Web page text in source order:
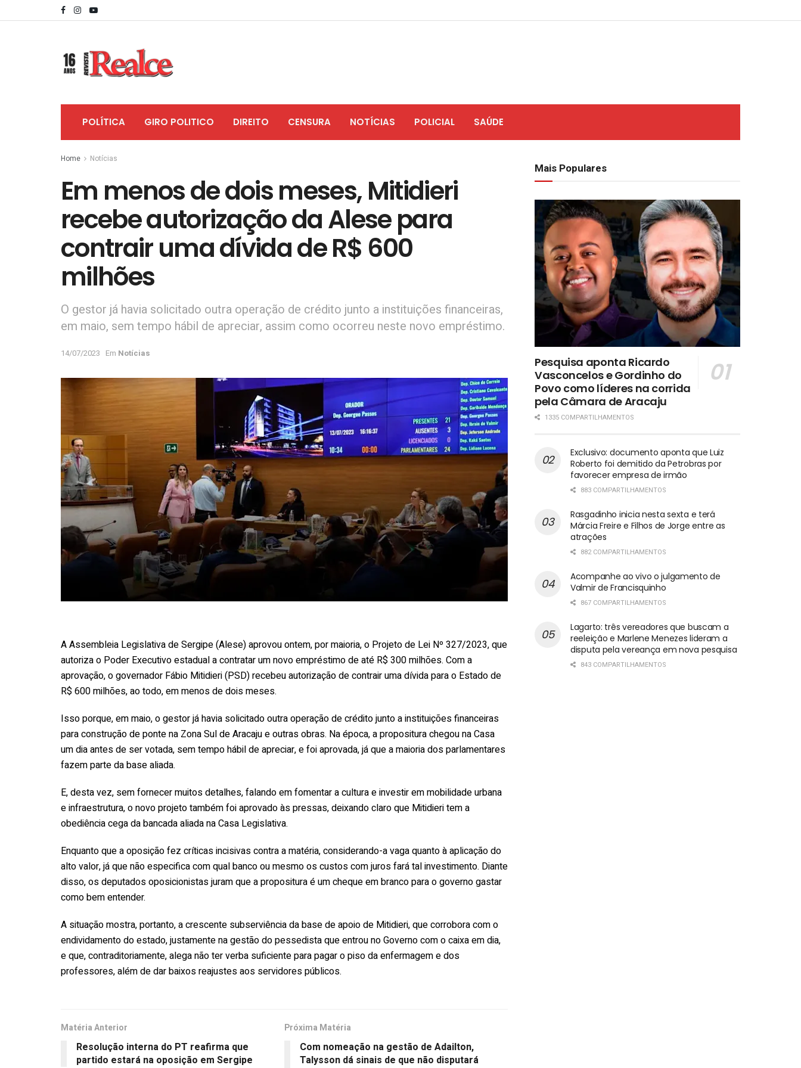
POLÍTICA GIRO POLITICO DIREITO CENSURA NOTÍCIAS POLICIAL SAÚDE
Home Notícias
Em menos de dois meses, Mitidieri
recebe autorização da Alese para
contrair uma dívida de R$ 600
milhões
O gestor já havia solicitado outra operação de crédito junto a instituições financeiras,
em maio, sem tempo hábil de apreciar, assim como ocorreu neste novo empréstimo.
14/07/2023 Em Notícias
A Assembleia Legislativa de Sergipe (Alese) aprovou ontem, por maioria, o Projeto de Lei Nº 327/2023, que
autoriza o Poder Executivo estadual a contratar um novo empréstimo de até R$ 300 milhões. Com a
aprovação, o governador Fábio Mitidieri (PSD) recebeu autorização de contrair uma dívida para o Estado de
R$ 600 milhões, ao todo, em menos de dois meses.
Isso porque, em maio, o gestor já havia solicitado outra operação de crédito junto a instituições financeiras
para construção de ponte na Zona Sul de Aracaju e outras obras. Na época, a propositura chegou na Casa
um dia antes de ser votada, sem tempo hábil de apreciar, e foi aprovada, já que a maioria dos parlamentares
fazem parte da base aliada.
E, desta vez, sem fornecer muitos detalhes, falando em fomentar a cultura e investir em mobilidade urbana
e infraestrutura, o novo projeto também foi aprovado às pressas, deixando claro que Mitidieri tem a
obediência cega da bancada aliada na Casa Legislativa.
Enquanto que a oposição fez críticas incisivas contra a matéria, considerando-a vaga quanto à aplicação do
alto valor, já que não especifica com qual banco ou mesmo os custos com juros fará tal investimento. Diante
disso, os deputados oposicionistas juram que a propositura é um cheque em branco para o governo gastar
como bem entender.
A situação mostra, portanto, a crescente subserviência da base de apoio de Mitidieri, que corrobora com o
endividamento do estado, justamente na gestão do pessedista que entrou no Governo com o caixa em dia,
e que, contraditoriamente, alega não ter verba suficiente para pagar o piso da enfermagem e dos
professores, além de dar baixos reajustes aos servidores públicos.
Matéria Anterior
Resolução interna do PT reafirma que
partido estará na oposição em Sergipe
Próxima Matéria
Com nomeação na gestão de Adailton,
Talysson dá sinais de que não disputará
Mais Populares
Pesquisa aponta Ricardo
Vasconcelos e Gordinho do
Povo como líderes na corrida
pela Câmara de Aracaju
1335 COMPARTILHAMENTOS
Exclusivo: documento aponta que Luiz
Roberto foi demitido da Petrobras por
favorecer empresa de irmão
883 COMPARTILHAMENTOS
Rasgadinho inicia nesta sexta e terá
Márcia Freire e Filhos de Jorge entre as
atrações
882 COMPARTILHAMENTOS
Acompanhe ao vivo o julgamento de
Valmir de Francisquinho
867 COMPARTILHAMENTOS
Lagarto: três vereadores que buscam a
reeleição e Marlene Menezes lideram a
disputa pela vereança em nova pesquisa
843 COMPARTILHAMENTOS